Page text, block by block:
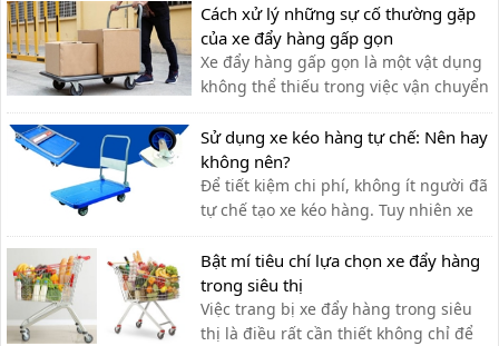
chuyển, giúp tiết kiệm thời gian và sức
lực.
Cách xử lý những sự cố thường gặp
của xe đẩy hàng gấp gọn
Xe đẩy hàng gấp gọn là một vật dụng
không thể thiếu trong việc vận chuyển
hàng hóa. Sau một thời gian, xe có thể
gặp phải một số lỗi. Cùng tìm hiểu
trong bài viết sau
Sử dụng xe kéo hàng tự chế: Nên hay
không nên?
Để tiết kiệm chi phí, không ít người đã
tự chế tạo xe kéo hàng. Tuy nhiên xe
kéo hàng tự chế có ưu nhược điểm gì,
có nên dùng hay không?
Bật mí tiêu chí lựa chọn xe đẩy hàng
trong siêu thị
Việc trang bị xe đẩy hàng trong siêu
thị là điều rất cần thiết không chỉ để